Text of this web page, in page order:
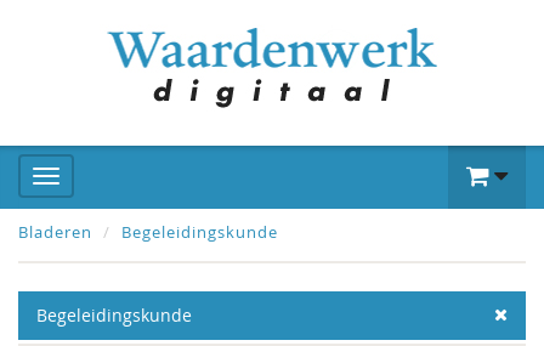
Bladeren Begeleidingskunde
Begeleidingskunde